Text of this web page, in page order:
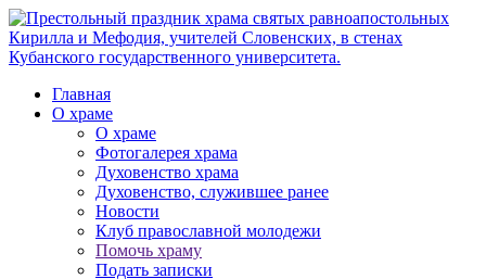
Главная
О храме
О храме
Фотогалерея храма
Духовенство храма
Духовенство, служившее ранее
Новости
Клуб православной молодежи
Помочь храму
Подать записки